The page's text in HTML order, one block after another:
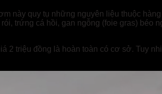
này quy tụ những nguyên liệu thuộc
trứng cá hồi, gan ngỗng (foie gras) béo
2 triệu đồng là hoàn toàn có cơ sở. Tuy